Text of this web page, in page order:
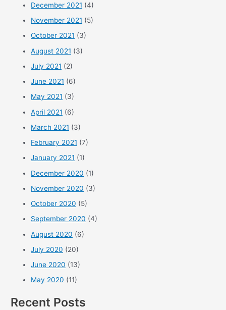
December 2021 (4)
November 2021 (5)
October 2021 (3)
August 2021 (3)
July 2021 (2)
June 2021 (6)
May 2021 (3)
April 2021 (6)
March 2021 (3)
February 2021 (7)
January 2021 (1)
December 2020 (1)
November 2020 (3)
October 2020 (5)
September 2020 (4)
August 2020 (6)
July 2020 (20)
June 2020 (13)
May 2020 (11)
Recent Posts